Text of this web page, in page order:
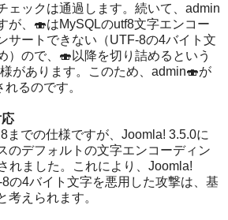
ェックは通過します。続いて、admin
が、🍣はMySQLのutf8文字エンコー
サートできない（UTF-8の4バイト文
）ので、🍣以降を切り詰めるという
があります。このため、admin🍣が
るのです。
までの仕様ですが、Joomla! 3.5.0に
のデフォルトの文字エンコーディン
れました。これにより、Joomla!
の4バイト文字を悪用した攻撃は、基
考えられます。